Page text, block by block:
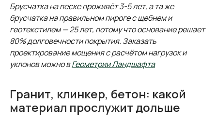
Брусчатка на песке проживёт 3-5 лет, а та же
брусчатка на правильном пироге с щебнем и
геотекстилем — 25 лет, потому что основание решает
80% долговечности покрытия. Заказать
проектирование мощения с расчётом нагрузок и
уклонов можно вГеометрии Ландшафта
Гранит, клинкер, бетон: какой
материал прослужит дольше